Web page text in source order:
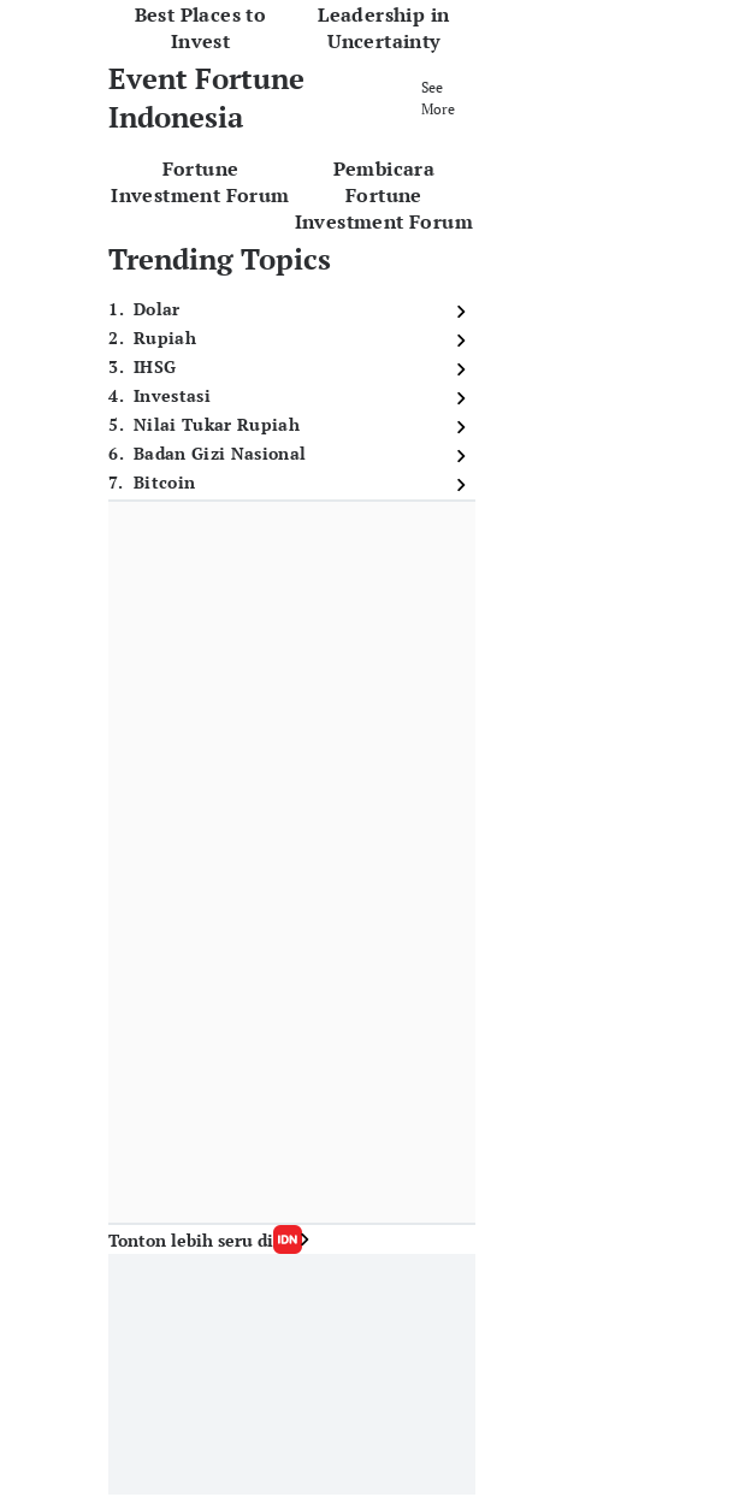
Best Places to
Invest
Leadership in
Uncertainty
Event Fortune
Indonesia
See
More
Fortune
Investment Forum
Pembicara
Fortune
Investment Forum
Trending Topics
1. Dolar
2. Rupiah
3. IHSG
4. Investasi
5. Nilai Tukar Rupiah
6. Badan Gizi Nasional
7. Bitcoin
Tonton lebih seru di